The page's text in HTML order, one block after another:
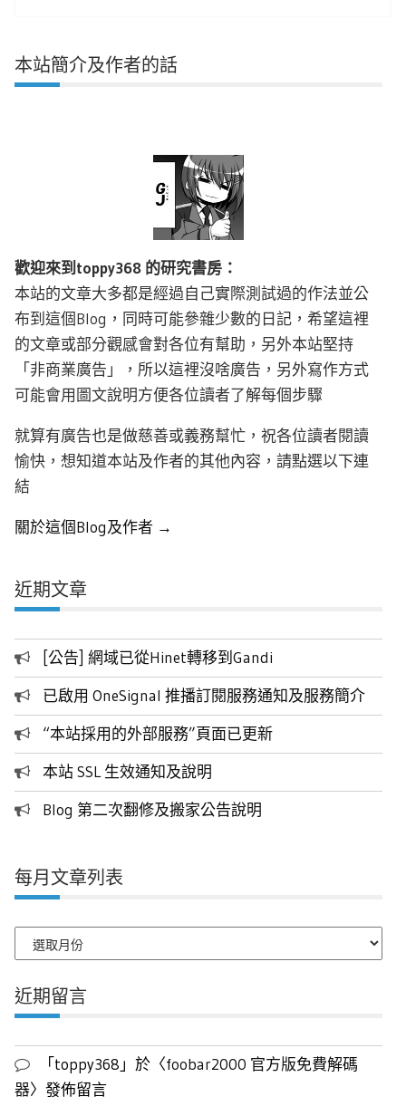
本站簡介及作者的話
歡迎來到toppy368 的研究書房：
本站的文章大多都是經過自己實際測試過的作法並公
布到這個Blog，同時可能參雜少數的日記，希望這裡
的文章或部分觀感會對各位有幫助，另外本站堅持
「非商業廣告」，所以這裡沒啥廣告，另外寫作方式
可能會用圖文說明方便各位讀者了解每個步驟
就算有廣告也是做慈善或義務幫忙，祝各位讀者閱讀
愉快，想知道本站及作者的其他內容，請點選以下連
結
關於這個Blog及作者 →
近期文章
[公告] 網域已從Hinet轉移到Gandi
已啟用 OneSignal 推播訂閱服務通知及服務簡介
“本站採用的外部服務”頁面已更新
本站 SSL 生效通知及說明
Blog 第二次翻修及搬家公告說明
每月文章列表
月
章
列
近期留言
「toppy368 」於〈foobar2000 官方版免費解碼
器〉發佈留言